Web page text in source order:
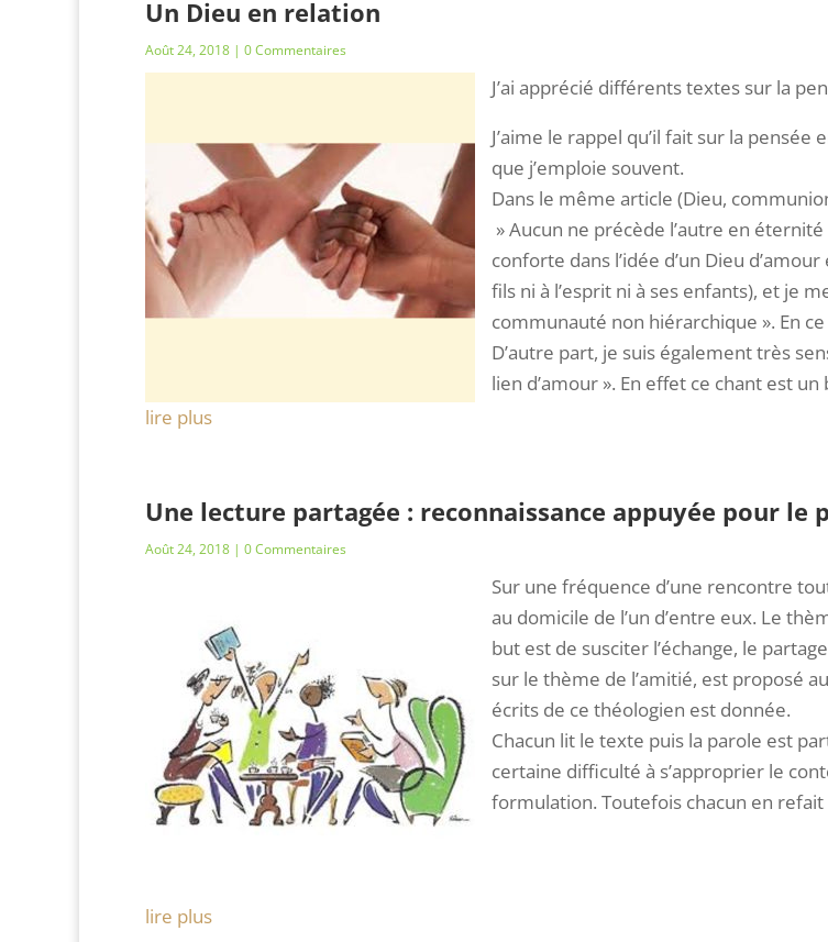
Un Dieu en relation
Août 24, 2018 | 0 Commentaires
J’ai apprécié différents textes sur la
J’aime le rappel qu’il fait sur la pensée
que j’emploie souvent.
Dans le même article (Dieu,
» Aucun ne précède l’autre en
conforte dans l’idée d’un Dieu
fils ni à l’esprit ni à ses enfants), et je
communauté non hiérarchique ». En
D’autre part, je suis également très
lien d’amour ». En effet ce chant est
lire plus
Une lecture partagée : reconnaissance appuyée pour le
Août 24, 2018 | 0 Commentaires
Sur une fréquence d’une rencontre
au domicile de l’un d’entre eux. Le
but est de susciter l’échange, le
sur le thème de l’amitié, est proposé
écrits de ce théologien est donnée.
Chacun lit le texte puis la parole est
certaine difficulté à s’approprier le
formulation. Toutefois chacun en
lire plus